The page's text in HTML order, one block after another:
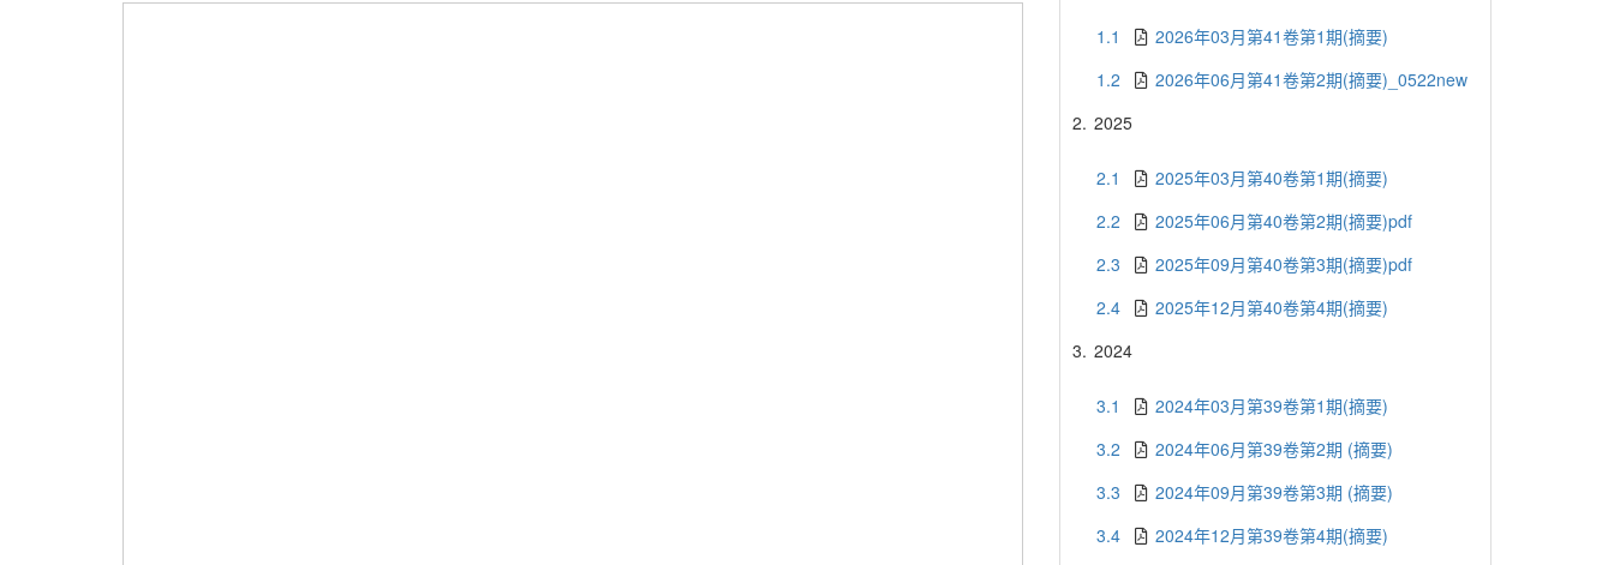
1.1
2026年03月第41卷第1期(摘要)
1.2
2026年06月第41卷第2期(摘要)_0522new
2. 2025
2.1
2025年03月第40卷第1期(摘要)
2.2
2025年06月第40卷第2期(摘要)pdf
2.3
2025年09月第40卷第3期(摘要)pdf
2.4
2025年12月第40卷第4期(摘要)
3. 2024
3.1
2024年03月第39卷第1期(摘要)
3.2
2024年06月第39卷第2期 (摘要)
3.3
2024年09月第39卷第3期 (摘要)
3.4
2024年12月第39卷第4期(摘要)